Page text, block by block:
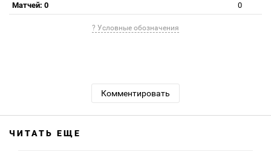
Матчей: 0
0
? Условные обозначения
Комментировать
ЧИТАТЬ ЕЩЕ